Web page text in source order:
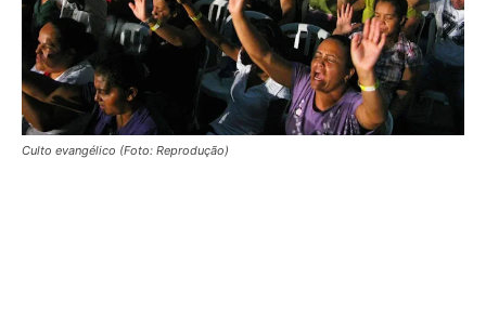
Culto evangélico (Foto: Reprodução)